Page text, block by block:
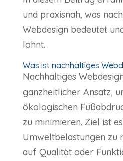
und praxisnah, was
Webdesign bedeutet
lohnt.
Was ist nachhaltiges
Nachhaltiges
ganzheitlicher Ansatz,
ökologischen
zu minimieren. Ziel ist
Umweltbelastungen zu
auf Qualität oder